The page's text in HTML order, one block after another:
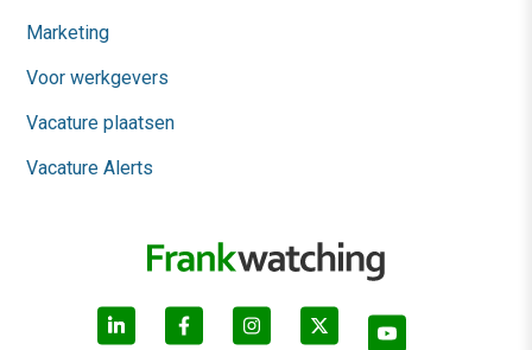
Marketing
Voor werkgevers
Vacature plaatsen
Vacature Alerts